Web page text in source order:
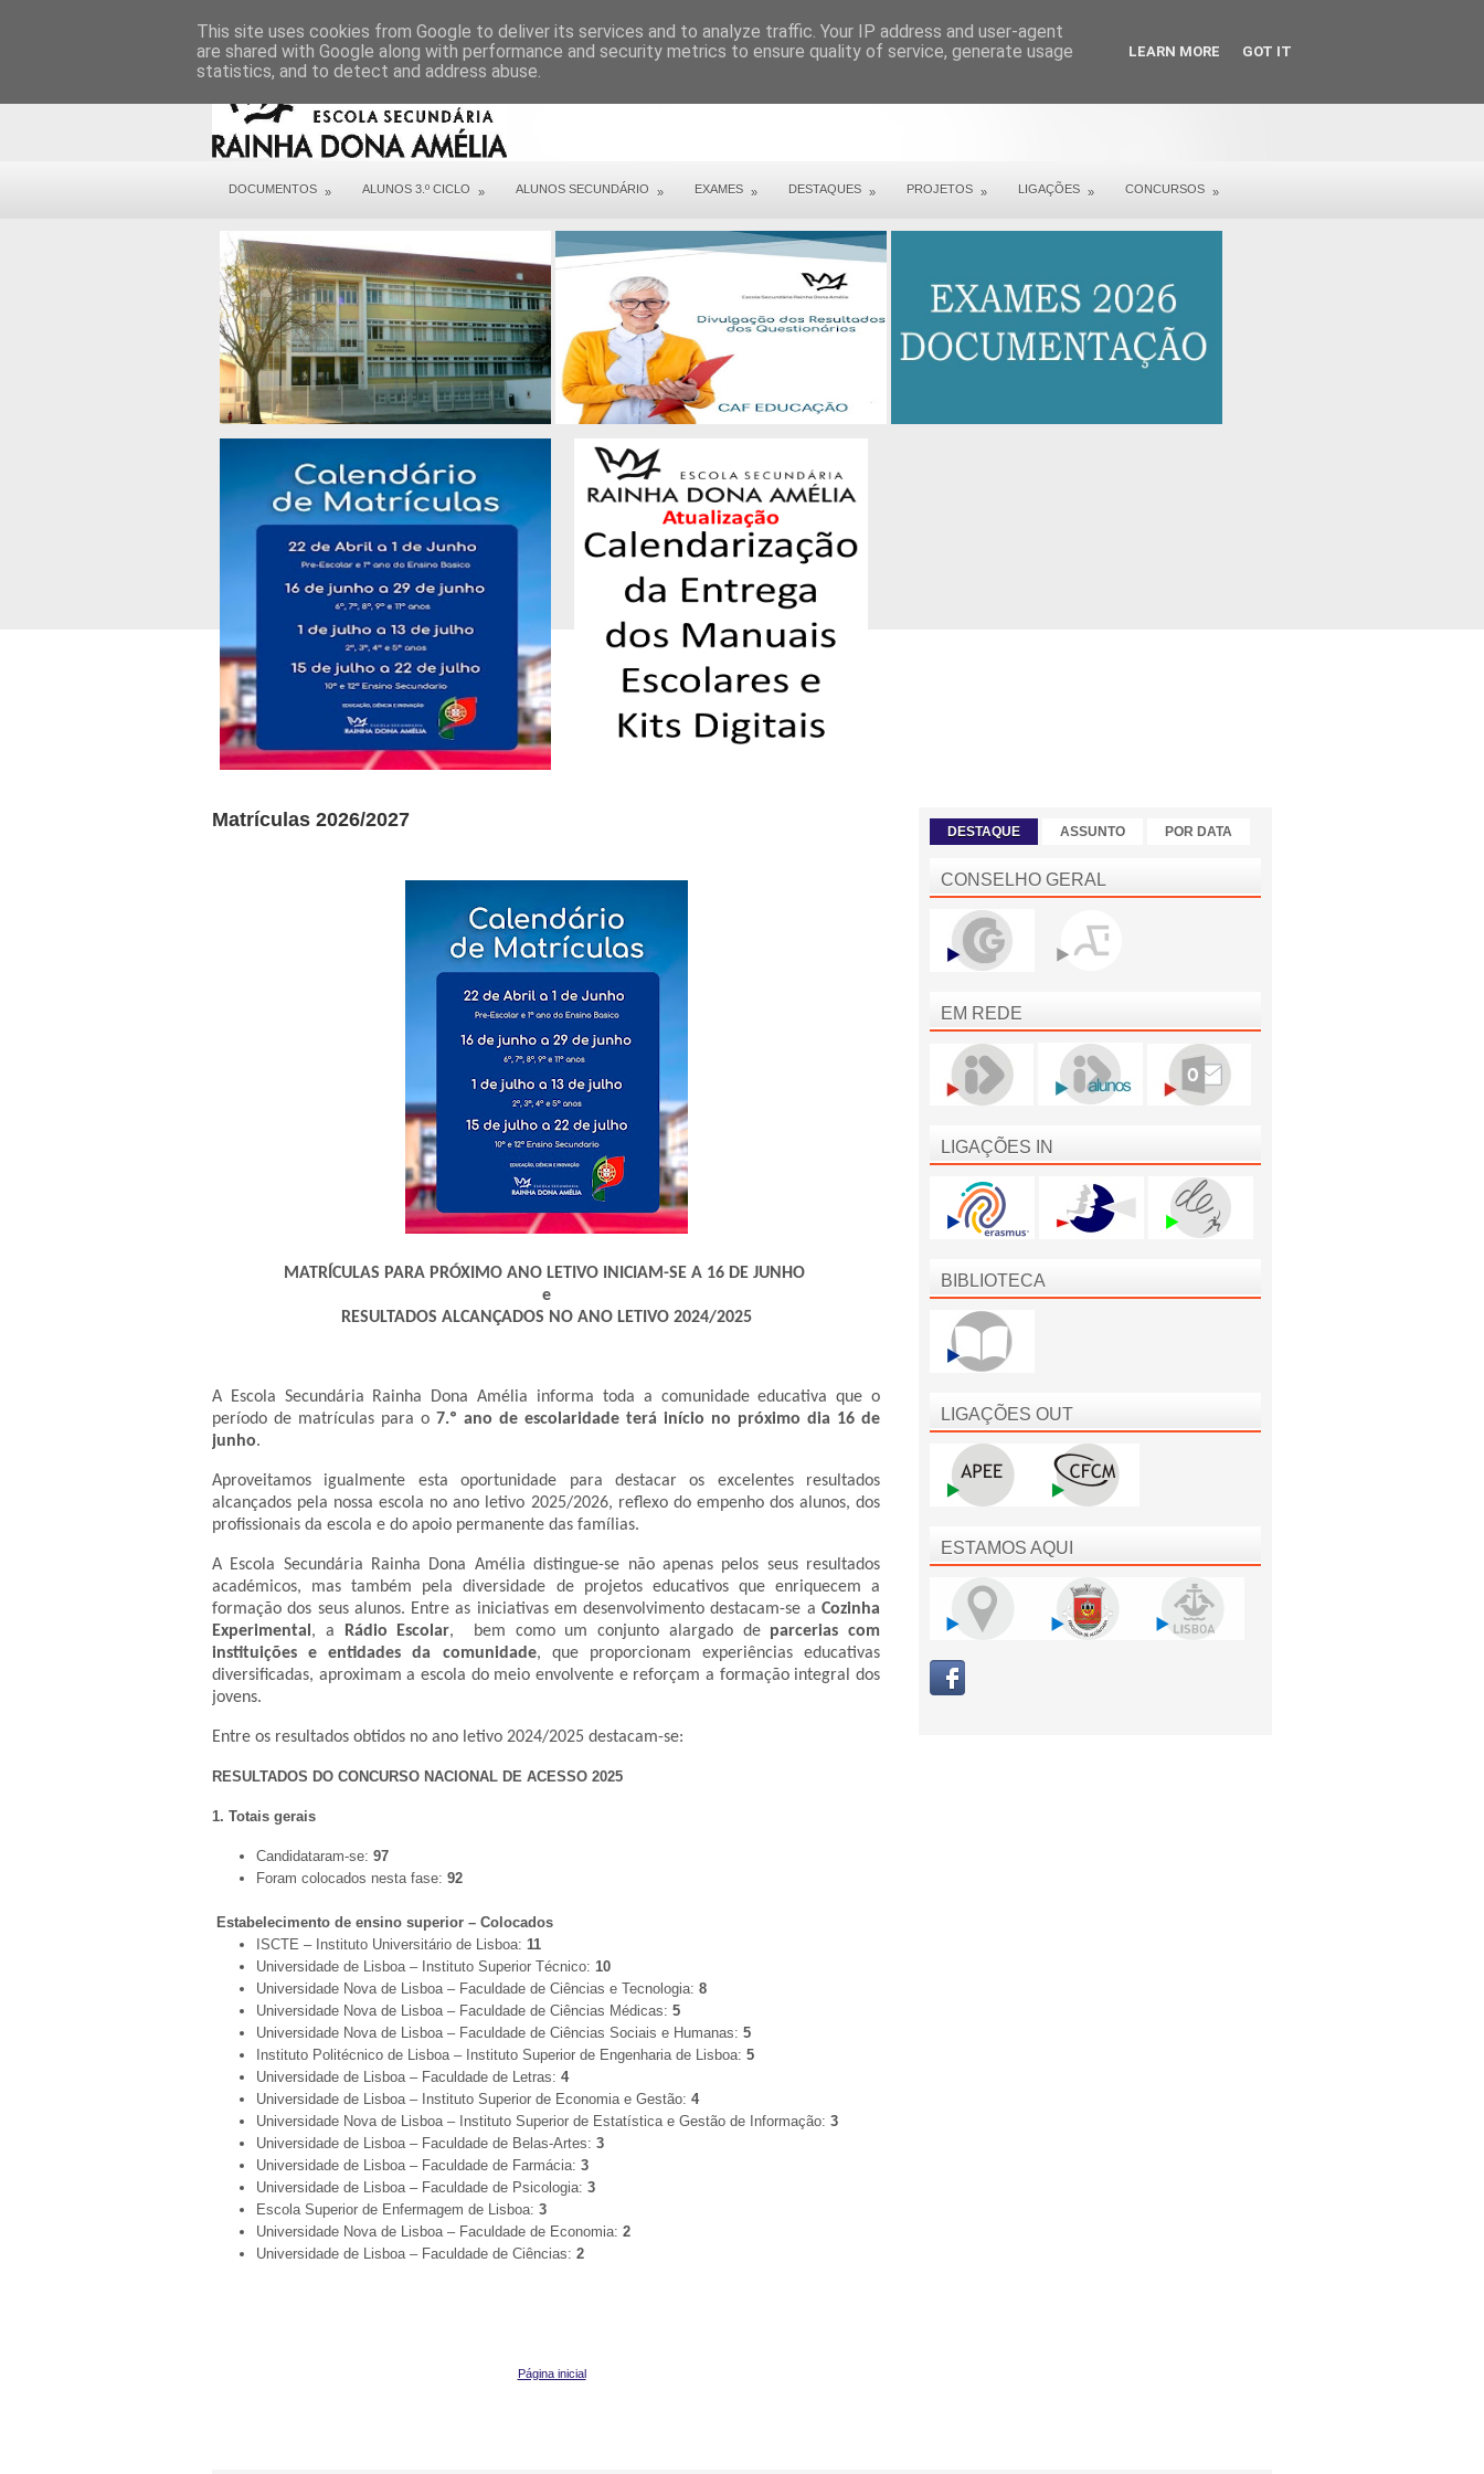
DOCUMENTOS » ALUNOS 3.º CICLO » ALUNOS SECUNDÁRIO » EXAMES » DESTAQUES » PROJETOS » LIGAÇÕES » CONCURSOS »
Matrículas 2026/2027
MATRÍCULAS PARA PRÓXIMO ANO LETIVO INICIAM-SE A 16 DE JUNHO
e
RESULTADOS ALCANÇADOS NO ANO LETIVO 2024/2025
A Escola Secundária Rainha Dona Amélia informa toda a comunidade educativa que o
período de matrículas para o 7.º ano de escolaridade terá início no próximo dia 16 de
junho.
Aproveitamos igualmente esta oportunidade para destacar os excelentes resultados
alcançados pela nossa escola no ano letivo 2025/2026, reflexo do empenho dos alunos, dos
profissionais da escola e do apoio permanente das famílias.
A Escola Secundária Rainha Dona Amélia distingue-se não apenas pelos seus resultados
académicos, mas também pela diversidade de projetos educativos que enriquecem a
formação dos seus alunos. Entre as iniciativas em desenvolvimento destacam-se a Cozinha
Experimental , a Rádio Escolar, bem como um conjunto alargado de parcerias com
instituições e entidades da comunidade, que proporcionam experiências educativas
diversificadas, aproximam a escola do meio envolvente e reforçam a formação integral dos
jovens.
Entre os resultados obtidos no ano letivo 2024/2025 destacam-se:
RESULTADOS DO CONCURSO NACIONAL DE ACESSO 2025
1. Totais gerais
Candidataram-se: 97
Foram colocados nesta fase: 92
Estabelecimento de ensino superior – Colocados
ISCTE – Instituto Universitário de Lisboa: 11
Universidade de Lisboa – Instituto Superior Técnico: 10
Universidade Nova de Lisboa – Faculdade de Ciências e Tecnologia: 8
Universidade Nova de Lisboa – Faculdade de Ciências Médicas: 5
Universidade Nova de Lisboa – Faculdade de Ciências Sociais e Humanas: 5
Instituto Politécnico de Lisboa – Instituto Superior de Engenharia de Lisboa: 5
Universidade de Lisboa – Faculdade de Letras: 4
Universidade de Lisboa – Instituto Superior de Economia e Gestão: 4
Universidade Nova de Lisboa – Instituto Superior de Estatística e Gestão de Informação: 3
Universidade de Lisboa – Faculdade de Belas-Artes: 3
Universidade de Lisboa – Faculdade de Farmácia: 3
Universidade de Lisboa – Faculdade de Psicologia: 3
Escola Superior de Enfermagem de Lisboa: 3
Universidade Nova de Lisboa – Faculdade de Economia: 2
Universidade de Lisboa – Faculdade de Ciências: 2
Página inicial
DESTAQUE ASSUNTO POR DATA
CONSELHO GERAL
EM REDE
LIGAÇÕES IN
BIBLIOTECA
LIGAÇÕES OUT
ESTAMOS AQUI
This site uses cookies from Google to deliver its services and to analyze traffic. Your IP address and user-agent
are shared with Google along with performance and security metrics to ensure quality of service, generate usage
statistics, and to detect and address abuse.
LEARN MORE GOT IT